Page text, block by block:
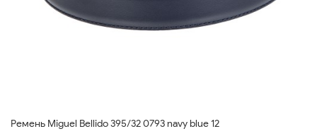
Ремень Miguel Bellido 395/32 0793 navy blue 12